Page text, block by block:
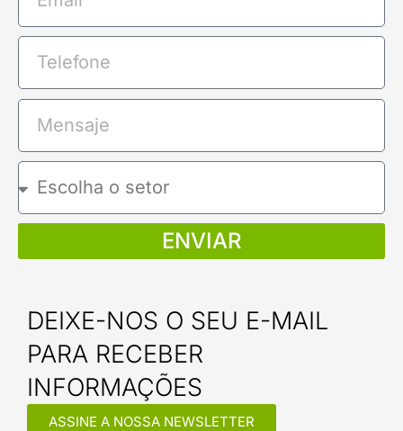
ENVIAR
DEIXE-NOS O SEU E-MAIL
PARA RECEBER
INFORMAÇÕES
ASSINE A NOSSA NEWSLETTER